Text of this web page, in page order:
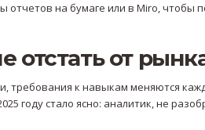
на бумаге или в Miro, чтобы
отстать от
к навыкам меняются
году стало ясно: аналитик, не